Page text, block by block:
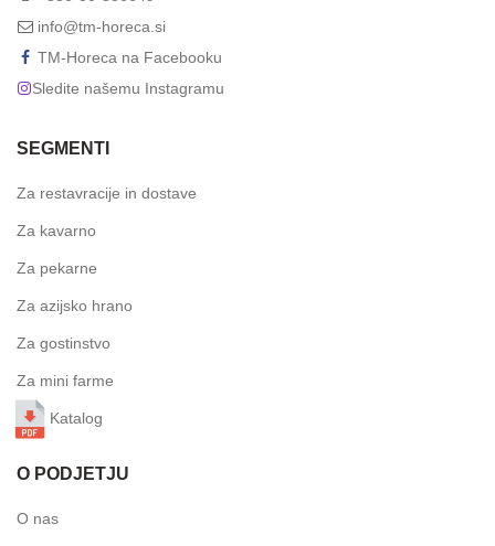
info@tm-horeca.si
TM-Horeca na Facebooku
Sledite našemu Instagramu
SEGMENTI
Za restavracije in dostave
Za kavarno
Za pekarne
Za azijsko hrano
Za gostinstvo
Za mini farme
Katalog
O PODJETJU
O nas